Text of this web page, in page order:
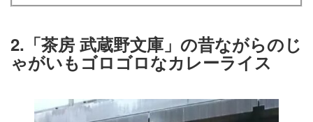
2.「茶房 武蔵野文庫」の昔ながらのじ
ゃがいもゴロゴロなカレーライス